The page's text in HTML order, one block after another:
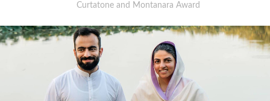
Curtatone and Montanara Award